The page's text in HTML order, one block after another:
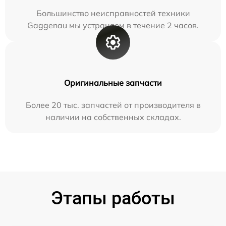
Большинство неисправностей техники
Gaggenau мы устраняем в течение 2 часов.
Оригинальные запчасти
Более 20 тыс. запчастей от производителя в
наличии на собственных складах.
Этапы работы